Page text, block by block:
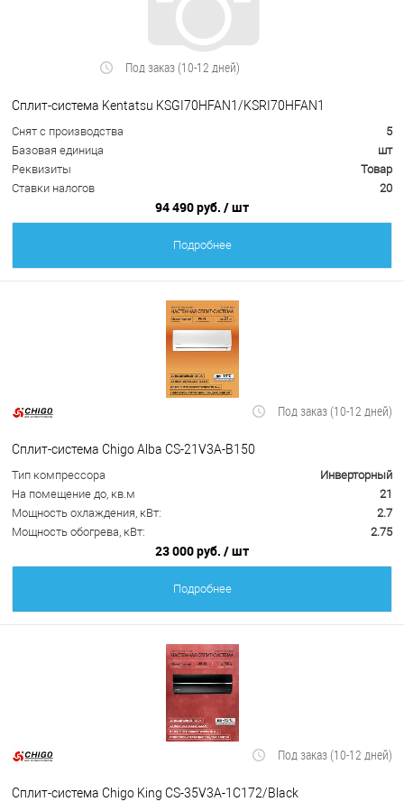
Под заказ (10-12 дней)
Сплит-система Kentatsu KSGI70HFAN1/KSRI70HFAN1
Снят с производства
5
Базовая единица
шт
Реквизиты
Товар
Ставки налогов
20
94 490 руб. / шт
Подробнее
Под заказ (10-12 дней)
Сплит-система Chigo Alba CS-21V3A-B150
Тип компрессора
Инверторный
На помещение до, кв.м
21
Мощность охлаждения, кВт:
2.7
Мощность обогрева, кВт:
2.75
23 000 руб. / шт
Подробнее
Под заказ (10-12 дней)
Сплит-система Chigo King CS-35V3A-1C172/Black